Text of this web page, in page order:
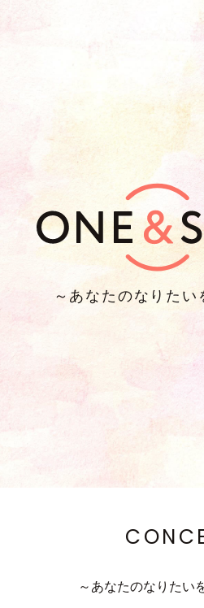
～あなたのなりたい
～あなたのなりたい